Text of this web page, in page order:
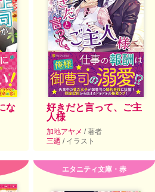
な
好きだと言って、ご主
人様
加地アヤメ / 著者
三廼 / イラスト
エタニティ文庫・赤